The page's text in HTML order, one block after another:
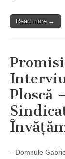
Read more →
Ploscă
– Domnule